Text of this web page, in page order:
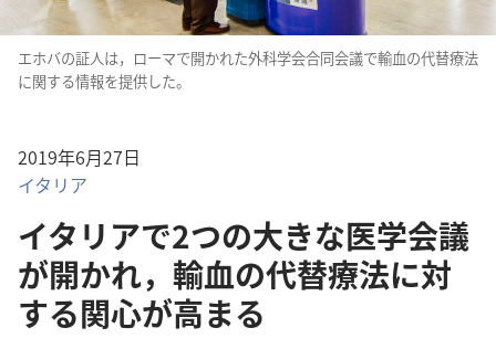
エホバの証人は，ローマで開かれた外科学会合同会議で輸血の代替療法
に関する情報を提供した。
2019年6月27日
イタリア
イタリアで2つの大きな医学会議
が開かれ，輸血の代替療法に対
する関心が高まる